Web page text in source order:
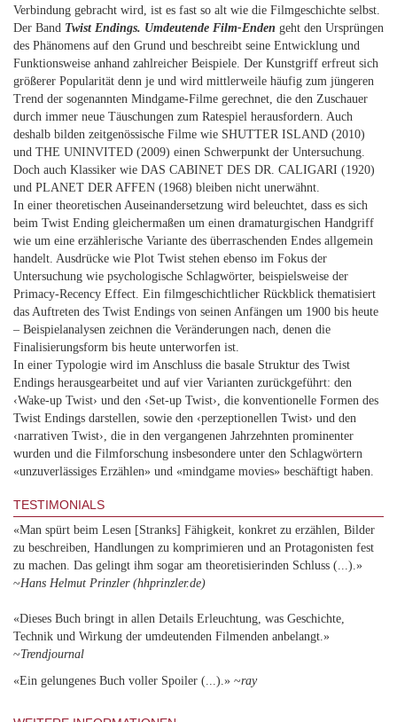
Verbindung gebracht wird, ist es fast so alt wie die Filmgeschichte selbst.
Der Band Twist Endings. Umdeutende Film-Enden geht den Ursprüngen
des Phänomens auf den Grund und beschreibt seine Entwicklung und
Funktionsweise anhand zahlreicher Beispiele. Der Kunstgriff erfreut sich
größerer Popularität denn je und wird mittlerweile häufig zum jüngeren
Trend der sogenannten Mindgame-Filme gerechnet, die den Zuschauer
durch immer neue Täuschungen zum Ratespiel herausfordern. Auch
deshalb bilden zeitgenössische Filme wie SHUTTER ISLAND (2010)
und THE UNINVITED (2009) einen Schwerpunkt der Untersuchung.
Doch auch Klassiker wie DAS CABINET DES DR. CALIGARI (1920)
und PLANET DER AFFEN (1968) bleiben nicht unerwähnt.
In einer theoretischen Auseinandersetzung wird beleuchtet, dass es sich
beim Twist Ending gleichermaßen um einen dramaturgischen Handgriff
wie um eine erzählerische Variante des überraschenden Endes allgemein
handelt. Ausdrücke wie Plot Twist stehen ebenso im Fokus der
Untersuchung wie psychologische Schlagwörter, beispielsweise der
Primacy-Recency Effect. Ein filmgeschichtlicher Rückblick thematisiert
das Auftreten des Twist Endings von seinen Anfängen um 1900 bis heute
– Beispielanalysen zeichnen die Veränderungen nach, denen die
Finalisierungsform bis heute unterworfen ist.
In einer Typologie wird im Anschluss die basale Struktur des Twist
Endings herausgearbeitet und auf vier Varianten zurückgeführt: den
‹Wake-up Twist› und den ‹Set-up Twist›, die konventionelle Formen des
Twist Endings darstellen, sowie den ‹perzeptionellen Twist› und den
‹narrativen Twist›, die in den vergangenen Jahrzehnten prominenter
wurden und die Filmforschung insbesondere unter den Schlagwörtern
«unzuverlässiges Erzählen» und «mindgame movies» beschäftigt haben.
TESTIMONIALS
«Man spürt beim Lesen [Stranks] Fähigkeit, konkret zu erzählen, Bilder
zu beschreiben, Handlungen zu komprimieren und an Protagonisten fest
zu machen. Das gelingt ihm sogar am theoretisierinden Schluss (...).»
~Hans Helmut Prinzler (hhprinzler.de)
«Dieses Buch bringt in allen Details Erleuchtung, was Geschichte,
Technik und Wirkung der umdeutenden Filmenden anbelangt.»
~Trendjournal
«Ein gelungenes Buch voller Spoiler (...).» ~ray